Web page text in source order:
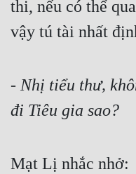
thi, nếu có thể
vậy tú tài nhất
- Nhị tiểu thư,
đi Tiêu gia sao?
Mạt Lị nhắc nhở: